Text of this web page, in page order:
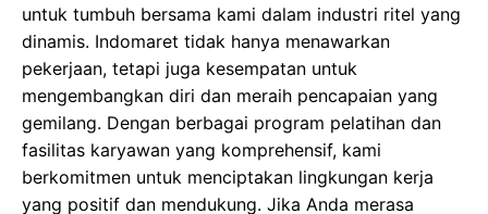
untuk tumbuh bersama kami dalam industri ritel yang
dinamis. Indomaret tidak hanya menawarkan
pekerjaan, tetapi juga kesempatan untuk
mengembangkan diri dan meraih pencapaian yang
gemilang. Dengan berbagai program pelatihan dan
fasilitas karyawan yang komprehensif, kami
berkomitmen untuk menciptakan lingkungan kerja
yang positif dan mendukung. Jika Anda merasa